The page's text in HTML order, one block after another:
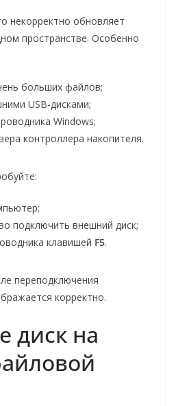
некорректно обновляет
пространстве. Особенно
больших файлов;
USB-дисками;
Windows;
контроллера накопителя.
подключить внешний диск;
клавишей F5.
переподключения
корректно.
диск на